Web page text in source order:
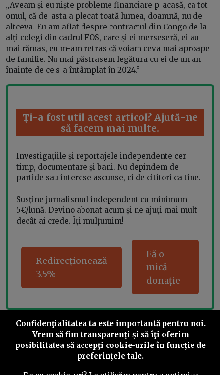
„Aveam și eu niște probleme financiare p-acasă, ca tot
omul, că de-asta a plecat toată lumea, doamnă, nu de
altceva. Eu am aflat despre contractul din Congo de la
alți colegi din cadrul FOS, care și ei merseseră, ei au
mai rămas, eu m-am retras că voiam ceva mai aproape
de familie. Nu mai păstrasem legătura cu ei de un an
înainte de ce s-a întâmplat în 2024.”
Ți-a fost util acest articol? Ajută-ne
să facem mai multe.
Investigațiile și reportajele independente cer
timp, documentare și bani. Nu depindem de
partide sau interese ascunse, ci de cititori ca tine.
Susține jurnalismul independent cu minimum
5€/lună. Devino abonat acum și ne ajuți mai mult
decât ai crede. Îți mulțumim!
Redirecționează
3.5%
Fă o
mică
donație
Share this
Confidenţialitatea ta este importantă pentru noi.
Vrem să fim transparenţi și să îţi oferim
posibilitatea să accepţi cookie-urile în funcţie de
preferinţele tale.